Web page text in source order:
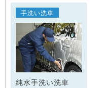
手洗い洗車
純水手洗い洗車